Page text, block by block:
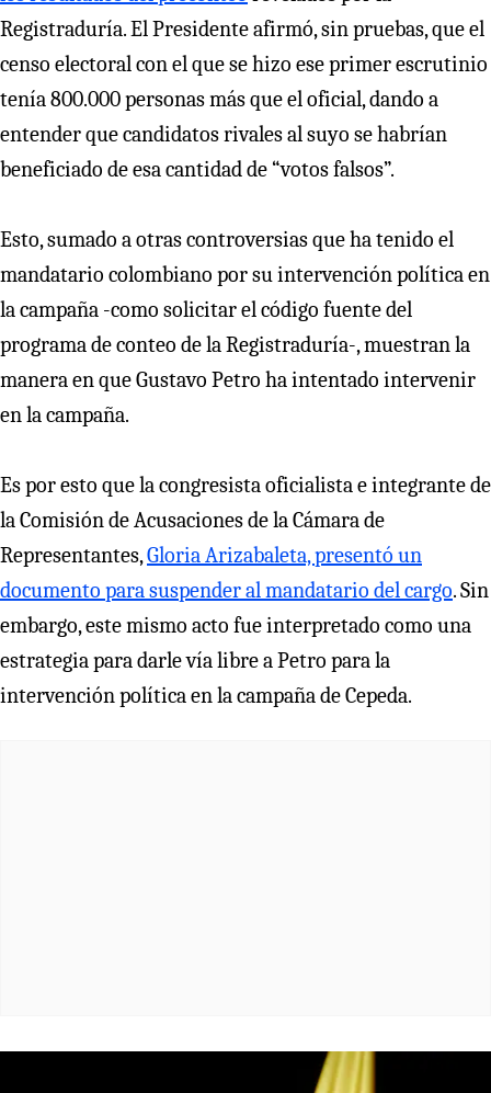
Registraduría. El Presidente afirmó, sin pruebas, que el
censo electoral con el que se hizo ese primer escrutinio
tenía 800.000 personas más que el oficial, dando a
entender que candidatos rivales al suyo se habrían
beneficiado de esa cantidad de “votos falsos”.
Esto, sumado a otras controversias que ha tenido el
mandatario colombiano por su intervención política en
la campaña -como solicitar el código fuente del
programa de conteo de la Registraduría-, muestran la
manera en que Gustavo Petro ha intentado intervenir
en la campaña.
Es por esto que la congresista oficialista e integrante de
la Comisión de Acusaciones de la Cámara de
Representantes,Gloria Arizabaleta, presentó un
documento para suspender al mandatario del cargo. Sin
embargo, este mismo acto fue interpretado como una
estrategia para darle vía libre a Petro para la
intervención política en la campaña de Cepeda.